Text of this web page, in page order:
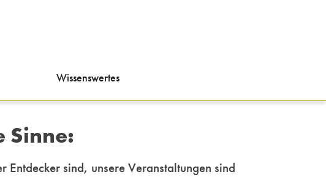
Wissenswertes
Sinne:
Entdecker sind, unsere Veranstaltungen sind